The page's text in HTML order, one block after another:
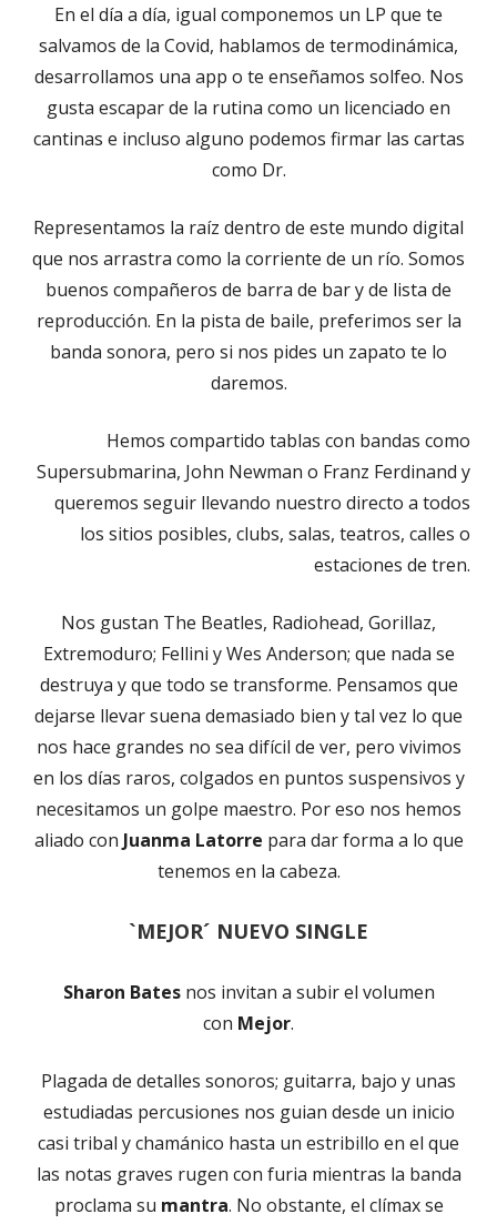
En el día a día, igual componemos un LP que te
salvamos de la Covid, hablamos de termodinámica,
desarrollamos una app o te enseñamos solfeo. Nos
gusta escapar de la rutina como un licenciado en
cantinas e incluso alguno podemos firmar las cartas
como Dr.
Representamos la raíz dentro de este mundo digital
que nos arrastra como la corriente de un río. Somos
buenos compañeros de barra de bar y de lista de
reproducción. En la pista de baile, preferimos ser la
banda sonora, pero si nos pides un zapato te lo
daremos.
Hemos compartido tablas con bandas como
Supersubmarina, John Newman o Franz Ferdinand y
queremos seguir llevando nuestro directo a todos
los sitios posibles, clubs, salas, teatros, calles o
estaciones de tren.
Nos gustan The Beatles, Radiohead, Gorillaz,
Extremoduro; Fellini y Wes Anderson; que nada se
destruya y que todo se transforme. Pensamos que
dejarse llevar suena demasiado bien y tal vez lo que
nos hace grandes no sea difícil de ver, pero vivimos
en los días raros, colgados en puntos suspensivos y
necesitamos un golpe maestro. Por eso nos hemos
aliado con Juanma Latorre para dar forma a lo que
tenemos en la cabeza.
`MEJOR´ NUEVO SINGLE
Sharon Bates nos invitan a subir el volumen
con Mejor.
Plagada de detalles sonoros; guitarra, bajo y unas
estudiadas percusiones nos guian desde un inicio
casi tribal y chamánico hasta un estribillo en el que
las notas graves rugen con furia mientras la banda
proclama su mantra. No obstante, el clímax se